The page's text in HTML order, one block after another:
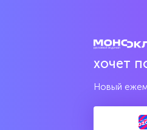
Читать
хочет
Новый